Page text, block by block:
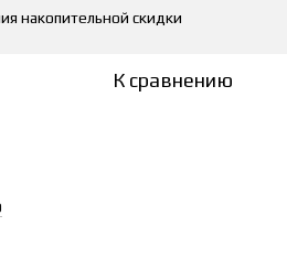
накопительной скидки
К сравнению